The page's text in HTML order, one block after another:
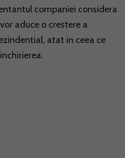
companiei considera
aduce o crestere a
atat in ceea ce